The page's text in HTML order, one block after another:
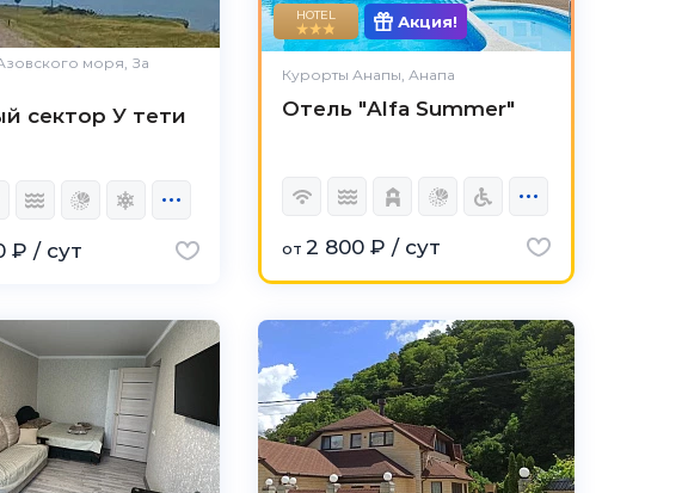
моря, За
сектор У тети
₽ / сут
HOTEL Акция!
Курорты Анапы, Анапа
Отель "Alfa Summer"
от2 800 ₽ / сут